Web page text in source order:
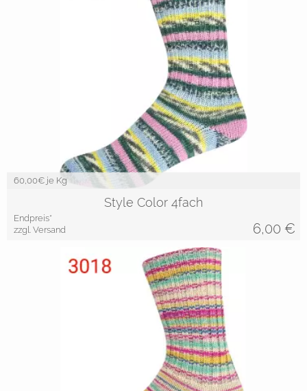
60,00€ je Kg
Style Color 4fach
Endpreis*
zzgl. Versand
6,00 €